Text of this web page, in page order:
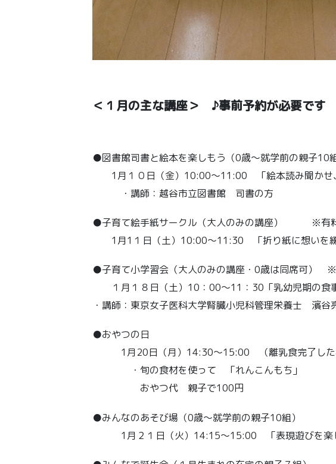
＜１月の主な講座＞ ♪事前予約が必要です
●図書館司書と絵本を楽しもう（0歳～就学前の親子10組
1月１０日（金）10:00～11:00 「絵本読み聞かせ
・講師：越谷市立図書館 司書の方
●子育て絵手紙サークル（大人のみの講座） ※有
1月1１日（土）10:00～11:30 「折り紙に想いを綴
●子育て小学習会（大人のみの講座・0歳は同席可）
１月１８日（土）10：00～11：30「乳幼児期の食
・講師：東京女子医科大学腎臓小児科管理栄養士 濱谷
●おやつの日
1月20日（月）14:30～15:00 （離乳食完了したお
・旬の食材を使って 「れんこんもち」
おやつ代 親子で100円
●みんなのあそび場（0歳～就学前の親子10組）
1月２１日（火）14:15～15:00 「表現遊びを楽